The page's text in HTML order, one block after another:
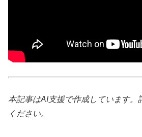
本記事はAI支援で作成しています。
ください。